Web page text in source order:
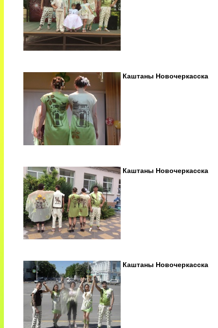
Каштаны Новочеркасска
Каштаны Новочеркасска
Каштаны Новочеркасска